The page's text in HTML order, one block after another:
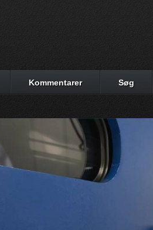
Kommentarer Søg